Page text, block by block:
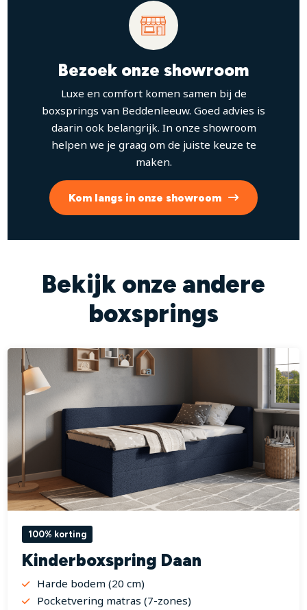
Bezoek onze showroom
Luxe en comfort komen samen bij de
boxsprings van Beddenleeuw. Goed advies is
daarin ook belangrijk. In onze showroom
helpen we je graag om de juiste keuze te
maken.
Kom langs in onze showroom
Bekijk onze andere
boxsprings
100% korting
Kinderboxspring Daan
Harde bodem (20 cm)
Pocketvering matras (7-zones)